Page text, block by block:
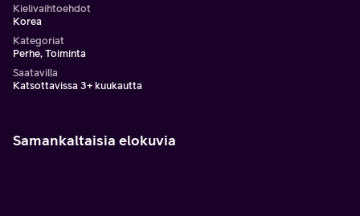
Kielivaihtoehdot
Korea
Kategoriat
Perhe, Toiminta
Saatavilla
Katsottavissa 3+ kuukautta
Samankaltaisia elokuvia